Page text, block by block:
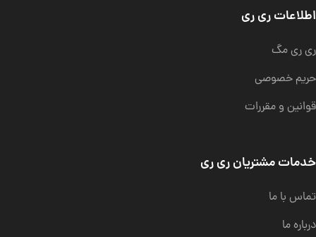
اطلاعات ری ری
ری ری مگ
حریم خصوصی
قوانین و مقررات
خدمات مشتریان ری ری
تماس با ما
درباره ما